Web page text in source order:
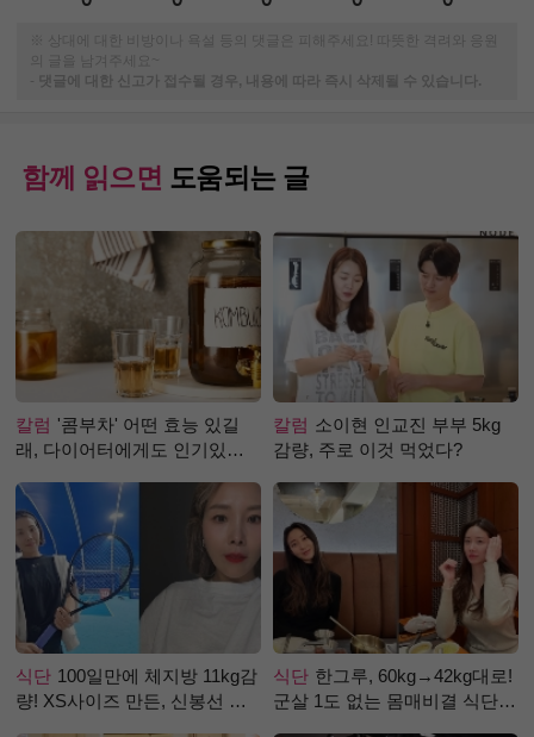
※ 상대에 대한 비방이나 욕설 등의 댓글은 피해주세요! 따뜻한 격려와 응원
의 글을 남겨주세요~
-
댓글에 대한 신고가 접수될 경우, 내용에 따라 즉시 삭제될 수 있습니다.
함께 읽으면 도움되는 글
칼럼 '콤부차' 어떤 효능 있길
래, 다이어터에게도 인기있는
칼럼 소이현 인교진 부부 5kg
감량, 주로 이것 먹었다?
식단 100일만에 체지방 11kg감
량! XS사이즈 만든, 신봉선 식
식단 한그루, 60kg→42kg대로!
군살 1도 없는 몸매비결 식단